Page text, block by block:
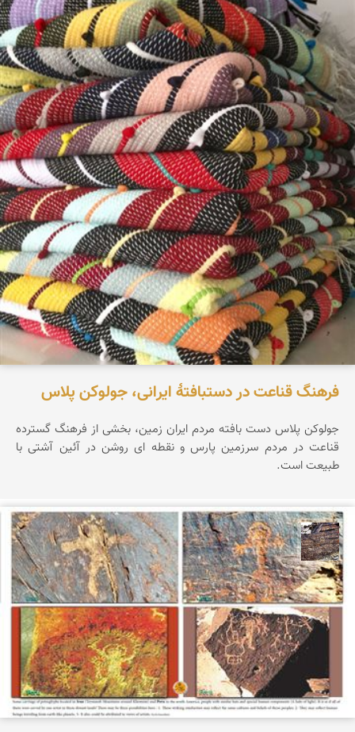
فرهنگ قناعت در دستبافتهٔ ایرانی، جولوکن پلاس
جولوکن پلاس دست بافته مردم ایران زمین، بخشی از فرهنگ گسترده
قناعت در مردم سرزمین پارس و نقطه ای روشن در آئین آشتی با
طبیعت است.
محمد ناصری فرد